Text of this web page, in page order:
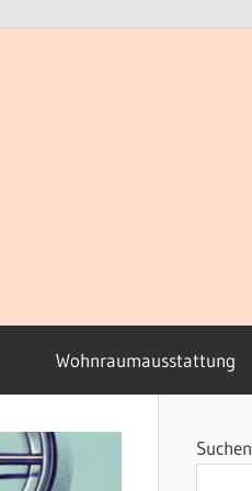
Wohnraumausstattung
Suchen